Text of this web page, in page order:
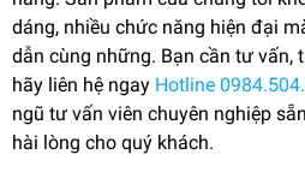
dáng, nhiều chức năng hiện đại
dẫn cùng những. Bạn cần tư vấn,
hãy liên hệ ngay Hotline
ngũ tư vấn viên chuyên nghiệp
hài lòng cho quý khách.